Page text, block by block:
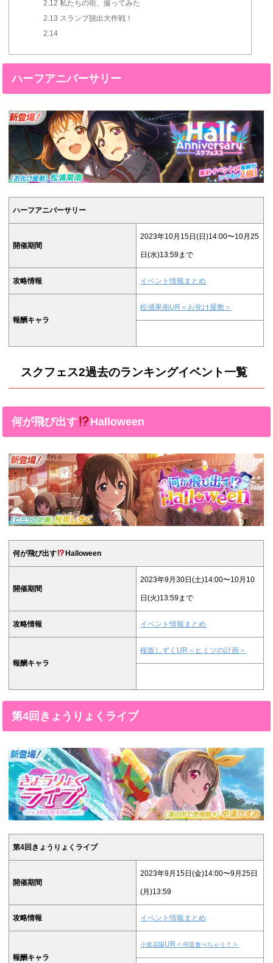
2.12 私たちの街、撮ってみた
2.13 スランプ脱出大作戦！
2.14
ハーフアニバーサリー
ハーフアニバーサリー
開催期間
2023年10月15日(日)14:00〜10月25
日(水)13:59まで
攻略情報 イベント情報まとめ
報酬キャラ
松浦果南UR＜お化け屋敷＞
スクフェス2過去のランキングイベント一覧
何が飛び出す Halloween
何が飛び出す Halloween
開催期間
2023年9月30日(土)14:00〜10月10
日(火)13:59まで
攻略情報 イベント情報まとめ
報酬キャラ
桜坂しずくUR＜ヒミツの計画＞
第4回きょうりょくライブ
第4回きょうりょくライブ
開催期間
2023年9月15日(金)14:00〜9月25日
(月)13:59
攻略情報 イベント情報まとめ
報酬キャラ
小泉花陽UR＜何皿食べちゃう？ ＞